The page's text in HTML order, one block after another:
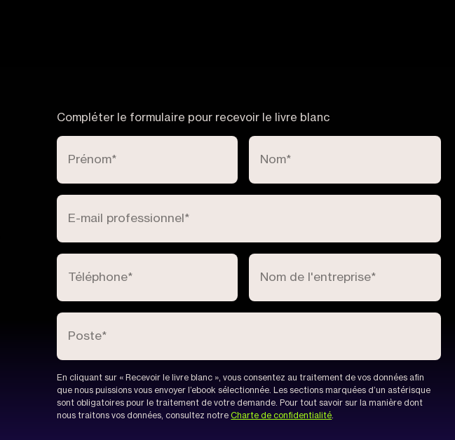
Compléter le formulaire pour recevoir le livre blanc
Prénom* Nom*
E-mail professionnel *
Téléphone* Nom de l'entreprise*
Poste*
En cliquant sur « Recevoir le livre blanc », vous consentez au traitement de vos données afin
que nous puissions vous envoyer l’ebook sélectionnée. Les sections marquées d’un astérisque
sont obligatoires pour le traitement de votre demande. Pour tout savoir sur la manière dont
nous traitons vos données, consultez notreCharte de confidentialité